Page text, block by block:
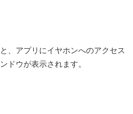
、アプリにイヤホンへのアクセス
ドウが表示されます。